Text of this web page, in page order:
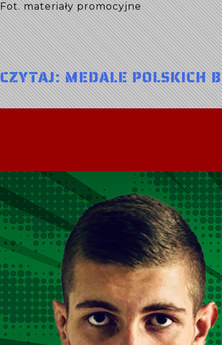
Fot. materiały promocyjne
CZYTAJ: MEDALE POLSKICH